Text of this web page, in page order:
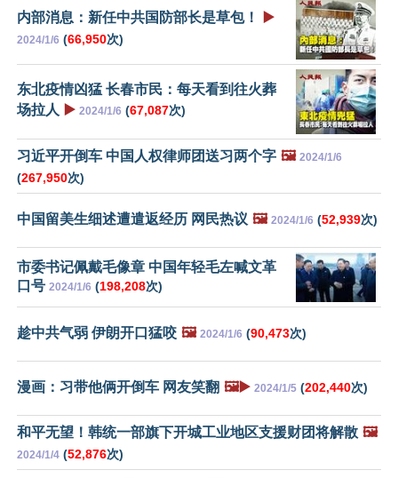
内部消息：新任中共国防部长是草包！ ▶️
2024/1/6 (66,950次)
东北疫情凶猛 长春市民：每天看到往火葬
场拉人 ▶️ 2024/1/6 (67,087次)
习近平开倒车 中国人权律师团送习两个字 🖼️ 2024/1/6
(267,950次)
中国留美生细述遭遣返经历 网民热议 🖼️ 2024/1/6 (52,939次)
市委书记佩戴毛像章 中国年轻毛左喊文革
口号 2024/1/6 (198,208次)
趁中共气弱 伊朗开口猛咬 🖼️ 2024/1/6 (90,473次)
漫画：习带他俩开倒车 网友笑翻 🖼️▶️ 2024/1/5 (202,440次)
和平无望！韩统一部旗下开城工业地区支援财团将解散 🖼️
2024/1/4 (52,876次)